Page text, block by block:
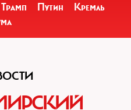
Трамп Путин
Кремль